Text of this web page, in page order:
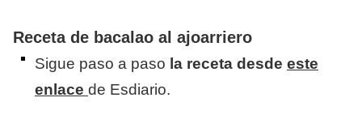
​Receta de bacalao al ajoarriero
​Sigue paso a paso la receta desde este
enlace de Esdiario.